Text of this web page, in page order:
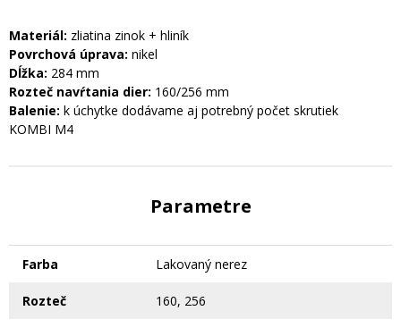
Materiál: zliatina zinok + hliník
Povrchová úprava: nikel
Dĺžka: 284 mm
Rozteč navŕtania dier: 160/256 mm
Balenie: k úchytke dodávame aj potrebný počet skrutiek
KOMBI M4
Parametre
Farba Lakovaný nerez
Rozteč 160, 256